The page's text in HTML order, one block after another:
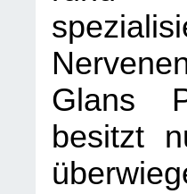
Glans
besitzt